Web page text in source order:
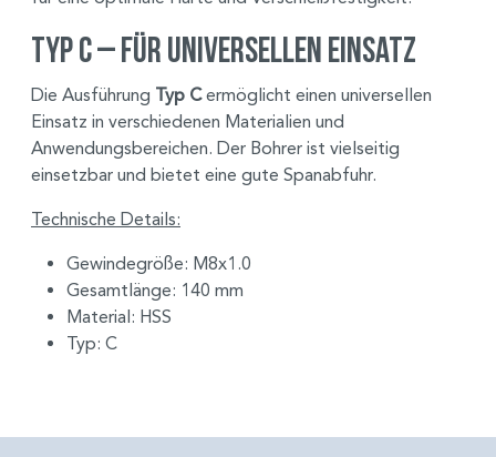
Typ C – Für universellen Einsatz
Die Ausführung Typ Cermöglicht einen universellen
Einsatz in verschiedenen Materialien und
Anwendungsbereichen. Der Bohrer ist vielseitig
einsetzbar und bietet eine gute Spanabfuhr.
Technische Details:
Gewindegröße: M8x1.0
Gesamtlänge: 140 mm
Material: HSS
Typ: C